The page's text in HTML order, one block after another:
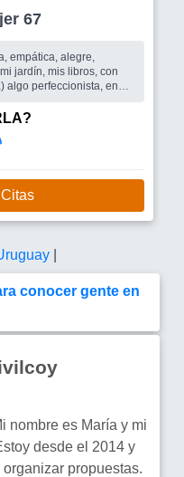
Mujer 67
empática, alegre,
jardín, mis libros, con
algo perfeccionista, en
amigas/os para
y quizás porque no un
conocer gente en
nombre es María y mi
desde el 2014 y
propuestas.